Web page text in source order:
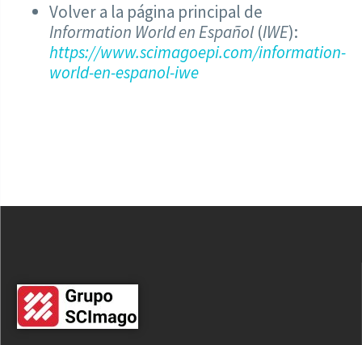
Volver a la página principal de
Information World en Español (IWE):
https://www.scimagoepi.com/information-
world-en-espanol-iwe